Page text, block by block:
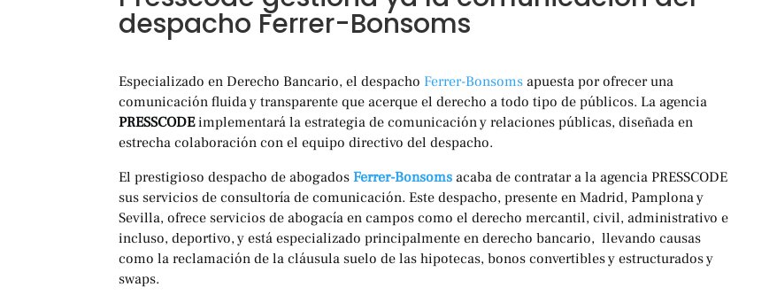
despacho Ferrer-Bonsoms
Especializado en Derecho Bancario, el despacho Ferrer-Bonsoms apuesta por ofrecer una
comunicación fluida y transparente que acerque el derecho a todo tipo de públicos. La agencia
PRESSCODEimplementará la estrategia de comunicación y relaciones públicas, diseñada en
estrecha colaboración con el equipo directivo del despacho.
El prestigioso despacho de abogadosFerrer-Bonsoms acaba de contratar a la agencia PRESSCODE
sus servicios de consultoría de comunicación. Este despacho, presente en Madrid, Pamplona y
Sevilla, ofrece servicios de abogacía en campos como el derecho mercantil, civil, administrativo e
incluso, deportivo, y está especializado principalmente en derecho bancario, llevando causas
como la reclamación de la cláusula suelo de las hipotecas, bonos convertibles y estructurados y
swaps.